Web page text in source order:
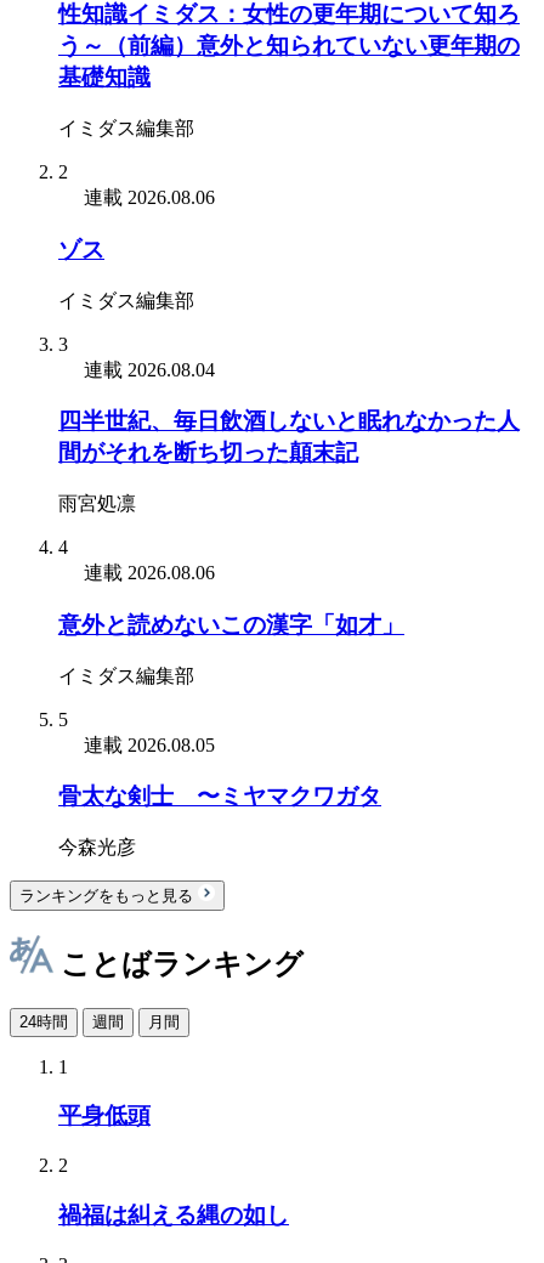
性知識イミダス：女性の更年期について知ろ
う～（前編）意外と知られていない更年期の
基礎知識
イミダス編集部
2
連載 2026.08.06
ゾス
イミダス編集部
3
連載 2026.08.04
四半世紀、毎日飲酒しないと眠れなかった人
間がそれを断ち切った顛末記
雨宮処凛
4
連載 2026.08.06
意外と読めないこの漢字「如才」
イミダス編集部
5
連載 2026.08.05
骨太な剣士 〜ミヤマクワガタ
今森光彦
ランキングをもっと見る
ことばランキング
24時間 週間 月間
1
平身低頭
2
禍福は糾える縄の如し